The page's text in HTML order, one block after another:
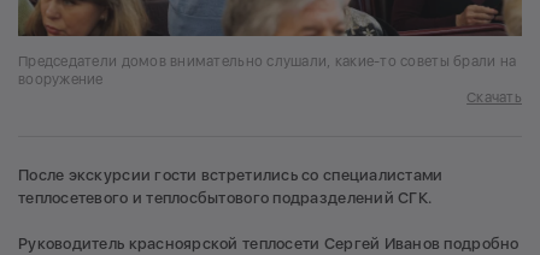
Председатели домов внимательно слушали, какие-то советы брали на
вооружение
Скачать
После экскурсии гости встретились со специалистами
теплосетевого и теплосбытового подразделений СГК.
Руководитель красноярской теплосети Сергей Иванов подробно